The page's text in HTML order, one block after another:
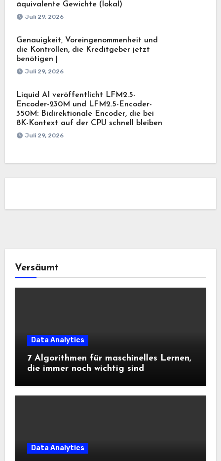
äquivalente Gewichte (lokal)
Juli 29, 2026
Genauigkeit, Voreingenommenheit und
die Kontrollen, die Kreditgeber jetzt
benötigen |
Juli 29, 2026
Liquid AI veröffentlicht LFM2.5-
Encoder-230M und LFM2.5-Encoder-
350M: Bidirektionale Encoder, die bei
8K-Kontext auf der CPU schnell bleiben
Juli 29, 2026
Versäumt
Data Analytics
7 Algorithmen für maschinelles Lernen,
die immer noch wichtig sind
Data Analytics